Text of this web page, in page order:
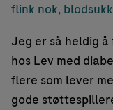
flink nok,
Jeg er så heldig
hos Lev med
flere som lever
gode